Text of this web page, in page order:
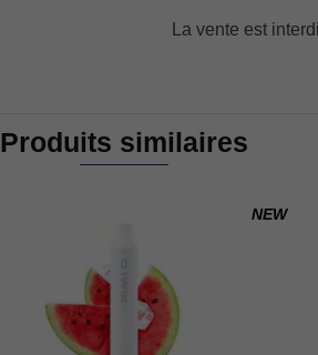
La vente est
Produits similaires
NEW